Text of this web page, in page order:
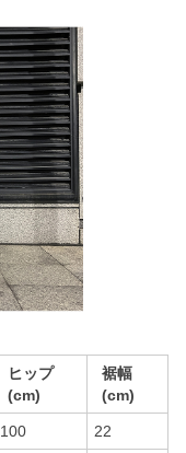
ヒップ
(cm)
裾幅
(cm)
100 22